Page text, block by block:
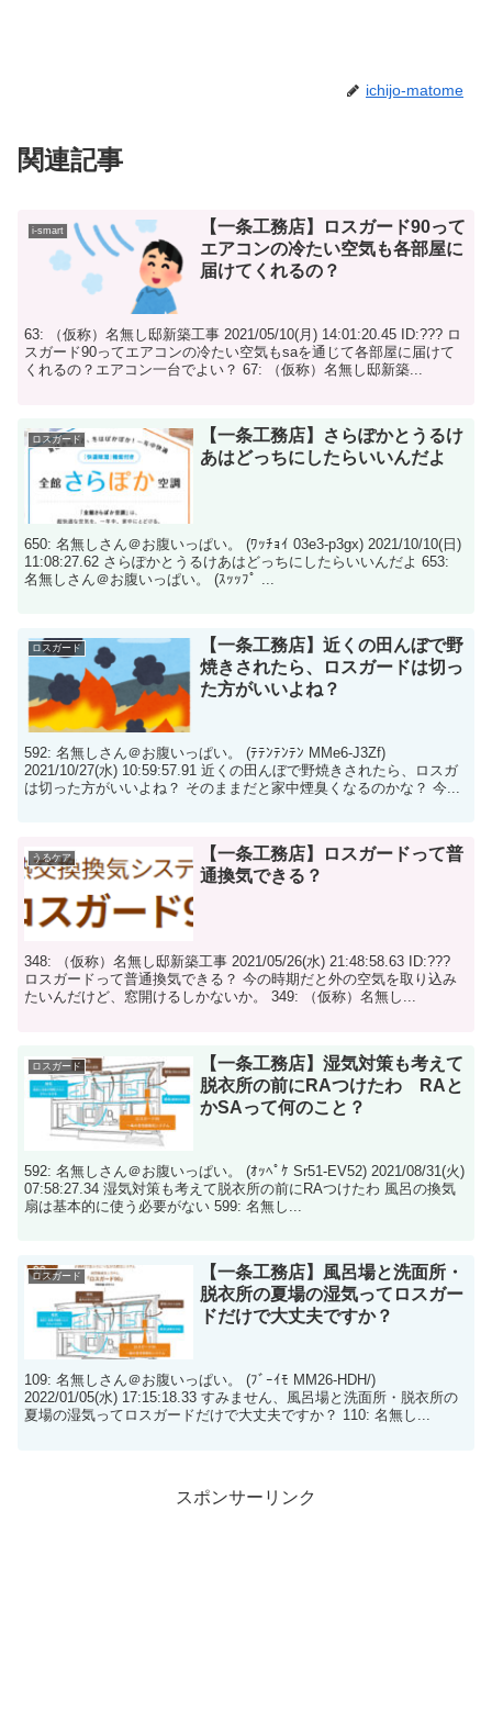
ichijo-matome
関連記事
i-smart
【一条工務店】ロスガード90って
エアコンの冷たい空気も各部屋に
届けてくれるの？
63: （仮称）名無し邸新築工事 2021/05/10(月) 14:01:20.45 ID:??? ロ
スガード90ってエアコンの冷たい空気もsaを通じて各部屋に届けて
くれるの？エアコン一台でよい？ 67: （仮称）名無し邸新築...
ロスガード
【一条工務店】さらぽかとうるけ
あはどっちにしたらいいんだよ
650: 名無しさん＠お腹いっぱい。 (ﾜｯﾁｮｲ 03e3-p3gx) 2021/10/10(日)
11:08:27.62 さらぽかとうるけあはどっちにしたらいいんだよ 653:
名無しさん＠お腹いっぱい。 (ｽｯｯﾌﾟ ...
ロスガード
【一条工務店】近くの田んぼで野
焼きされたら、ロスガードは切っ
た方がいいよね？
592: 名無しさん＠お腹いっぱい。 (ﾃﾃﾝﾃﾝﾃﾝ MMe6-J3Zf)
2021/10/27(水) 10:59:57.91 近くの田んぼで野焼きされたら、ロスガ
は切った方がいいよね？ そのままだと家中煙臭くなるのかな？ 今...
うるケア
【一条工務店】ロスガードって普
通換気できる？
348: （仮称）名無し邸新築工事 2021/05/26(水) 21:48:58.63 ID:???
ロスガードって普通換気できる？ 今の時期だと外の空気を取り込み
たいんだけど、窓開けるしかないか。 349: （仮称）名無し...
ロスガード
【一条工務店】湿気対策も考えて
脱衣所の前にRAつけたわ RAと
かSAって何のこと？
592: 名無しさん＠お腹いっぱい。 (ｵｯﾍﾟｹ Sr51-EV52) 2021/08/31(火)
07:58:27.34 湿気対策も考えて脱衣所の前にRAつけたわ 風呂の換気
扇は基本的に使う必要がない 599: 名無し...
ロスガード
【一条工務店】風呂場と洗面所・
脱衣所の夏場の湿気ってロスガー
ドだけで大丈夫ですか？
109: 名無しさん＠お腹いっぱい。 (ﾌﾞｰｲﾓ MM26-HDH/)
2022/01/05(水) 17:15:18.33 すみません、風呂場と洗面所・脱衣所の
夏場の湿気ってロスガードだけで大丈夫ですか？ 110: 名無し...
スポンサーリンク